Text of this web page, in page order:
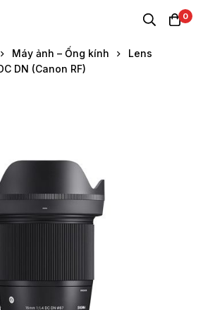
0
Máy ảnh – Ống kính
Lens
DN (Canon RF)